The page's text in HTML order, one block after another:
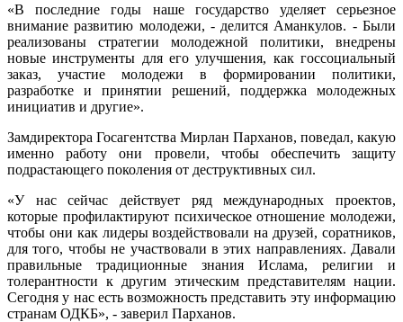
«В последние годы наше государство уделяет серьезное
внимание развитию молодежи, - делится Аманкулов. - Были
реализованы стратегии молодежной политики, внедрены
новые инструменты для его улучшения, как госсоциальный
заказ, участие молодежи в формировании политики,
разработке и принятии решений, поддержка молодежных
инициатив и другие».
Замдиректора Госагентства Мирлан Парханов, поведал, какую
именно работу они провели, чтобы обеспечить защиту
подрастающего поколения от деструктивных сил.
«У нас сейчас действует ряд международных проектов,
которые профилактируют психическое отношение молодежи,
чтобы они как лидеры воздействовали на друзей, соратников,
для того, чтобы не участвовали в этих направлениях. Давали
правильные традиционные знания Ислама, религии и
толерантности к другим этическим представителям нации.
Сегодня у нас есть возможность представить эту информацию
странам ОДКБ», - заверил Парханов.